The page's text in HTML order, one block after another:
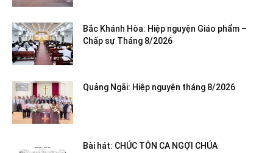
Bắc Khánh Hòa: Hiệp nguyện Giáo phẩm –
Chấp sự Tháng 8/2026
Quảng Ngãi: Hiệp nguyện tháng 8/2026
Bài hát: CHÚC TÔN CA NGỢI CHÚA